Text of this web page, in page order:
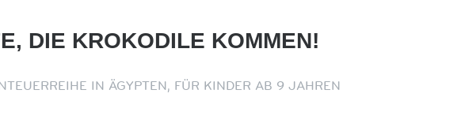
DIE KROKODILE KOMMEN!
IN ÄGYPTEN, FÜR KINDER AB 9 JAHREN